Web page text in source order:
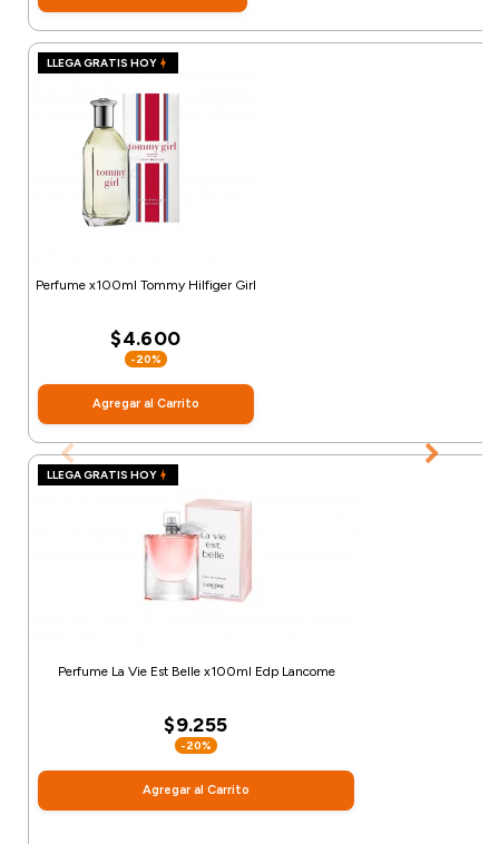
LLEGA GRATIS HOY
Perfume x100ml Tommy Hilfiger Girl
$4.600
-20%
Agregar al Carrito
LLEGA GRATIS HOY
Perfume La Vie Est Belle x100ml Edp Lancome
$9.255
-20%
Agregar al Carrito